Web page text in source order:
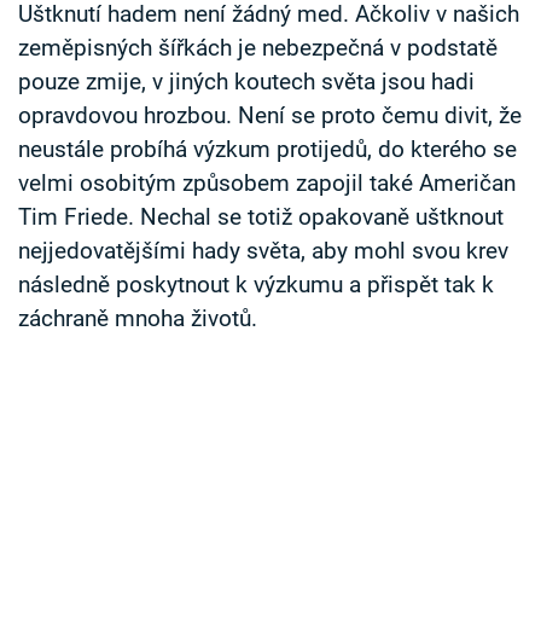
Uštknutí hadem není žádný med. Ačkoliv v našich
zeměpisných šířkách je nebezpečná v podstatě
pouze zmije, v jiných koutech světa jsou hadi
opravdovou hrozbou. Není se proto čemu divit, že
neustále probíhá výzkum protijedů, do kterého se
velmi osobitým způsobem zapojil také Američan
Tim Friede. Nechal se totiž opakovaně uštknout
nejjedovatějšími hady světa, aby mohl svou krev
následně poskytnout k výzkumu a přispět tak k
záchraně mnoha životů.